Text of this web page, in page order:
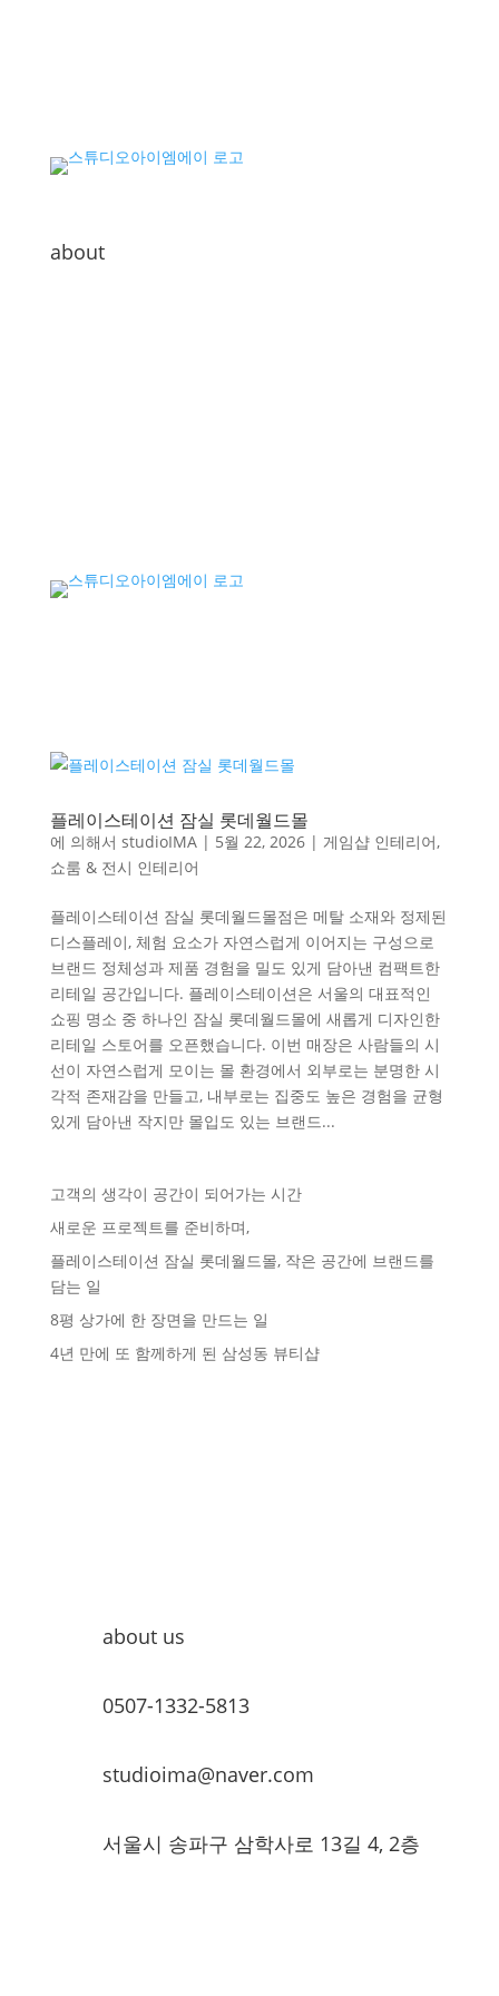
about
플레이스테이션 잠실 롯데월드몰
에 의해서 studioIMA| 5월 22, 2026| 게임샵 인테리어,
쇼룸 & 전시 인테리어
플레이스테이션 잠실 롯데월드몰점은 메탈 소재와 정제된
디스플레이, 체험 요소가 자연스럽게 이어지는 구성으로
브랜드 정체성과 제품 경험을 밀도 있게 담아낸 컴팩트한
리테일 공간입니다. 플레이스테이션은 서울의 대표적인
쇼핑 명소 중 하나인 잠실 롯데월드몰에 새롭게 디자인한
리테일 스토어를 오픈했습니다. 이번 매장은 사람들의 시
선이 자연스럽게 모이는 몰 환경에서 외부로는 분명한 시
각적 존재감을 만들고, 내부로는 집중도 높은 경험을 균형
있게 담아낸 작지만 몰입도 있는 브랜드...
고객의 생각이 공간이 되어가는 시간
새로운 프로젝트를 준비하며,
플레이스테이션 잠실 롯데월드몰, 작은 공간에 브랜드를
담는 일
8평 상가에 한 장면을 만드는 일
4년 만에 또 함께하게 된 삼성동 뷰티샵
about us
0507-1332-5813
studioima@naver.com
서울시 송파구 삼학사로 13길 4, 2층